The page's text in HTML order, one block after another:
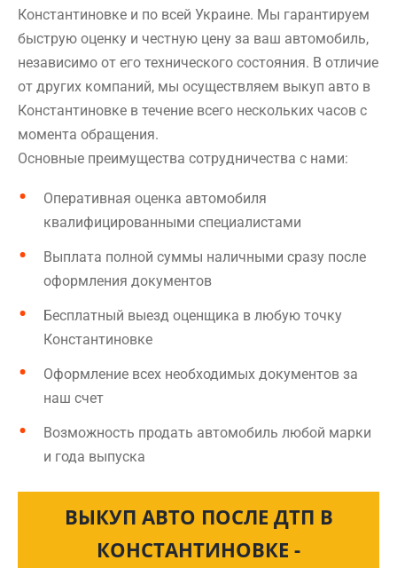
Константиновке и по всей Украине. Мы гарантируем
быструю оценку и честную цену за ваш автомобиль,
независимо от его технического состояния. В отличие
от других компаний, мы осуществляем выкуп авто в
Константиновке в течение всего нескольких часов с
момента обращения.
Основные преимущества сотрудничества с нами:
Оперативная оценка автомобиля
квалифицированными специалистами
Выплата полной суммы наличными сразу после
оформления документов
Бесплатный выезд оценщика в любую точку
Константиновке
Оформление всех необходимых документов за
наш счет
Возможность продать автомобиль любой марки
и года выпуска
ВЫКУП АВТО ПОСЛЕ ДТП В
КОНСТАНТИНОВКЕ -